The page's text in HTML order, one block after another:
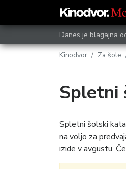
Danes je blagajna
Kinodvor Za šole
Spletni
Spletni šolski
na voljo za
izide v avgustu.